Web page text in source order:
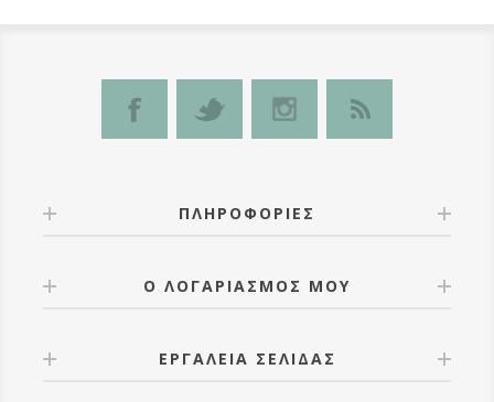
ΠΛΗΡΟΦΟΡΊΕΣ
Ο ΛΟΓΑΡΙΑΣΜΌΣ ΜΟΥ
ΕΡΓΑΛΕΊΑ ΣΕΛΊΔΑΣ